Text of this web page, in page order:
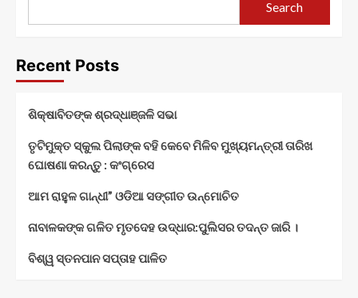
Search
Recent Posts
ଶିକ୍ଷାବିତଙ୍କ ଶ୍ରଦ୍ଧାଞ୍ଜଳି ସଭା
ତୃଟିମୁକ୍ତ ସ୍କୁଲ ପିଲାଙ୍କ ବହି କେବେ ମିଳିବ ମୁଖ୍ୟମନ୍ତ୍ରୀ ତାରିଖ
ଘୋଷଣା କରନ୍ତୁ : କଂଗ୍ରେସ
ଆମ ରାହୁଳ ଗାନ୍ଧୀ” ଓଡିଆ ସଙ୍ଗୀତ ଉନ୍ମୋଚିତ
ନାବାଳକଙ୍କ ଗଳିତ ମୃତଦେହ ଉଦ୍ଧାର:ପୁଲିସର ତଦନ୍ତ ଜାରି ।
ବିଶ୍ୱ ସ୍ତନପାନ ସପ୍ତାହ ପାଳିତ